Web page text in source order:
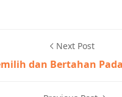
Next Post
dan Bertahan